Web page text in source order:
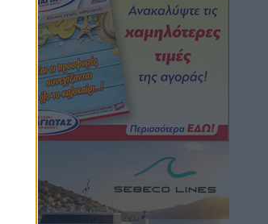
Τοπικές Ειδήσεις• πριν 2 ώρες
Iατρικός Σύλλογος Ροδου προς Α.
Γεωργιάδη: Στρατηγικές Προτάσεις για
την Ενίσχυση της Δημόσιας Υγείας στη
Νησιωτική Ελλάδα και στα
Νοσοκομεία της Γ΄ Ζώνης
Πάνθηρες: Ξεκίνησαν αισιόδοξοι για
την παρθενική “πτήση” τους